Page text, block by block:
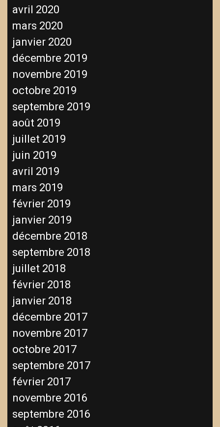
avril 2020
mars 2020
janvier 2020
décembre 2019
novembre 2019
octobre 2019
septembre 2019
août 2019
juillet 2019
juin 2019
avril 2019
mars 2019
février 2019
janvier 2019
décembre 2018
septembre 2018
juillet 2018
février 2018
janvier 2018
décembre 2017
novembre 2017
octobre 2017
septembre 2017
février 2017
novembre 2016
septembre 2016